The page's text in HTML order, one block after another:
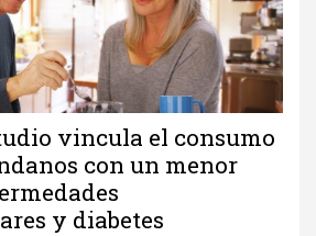
vincula el consumo
con un menor
y diabetes